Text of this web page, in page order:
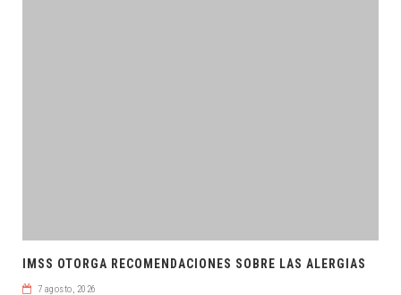
IMSS OTORGA RECOMENDACIONES SOBRE LAS ALERGIAS
7 agosto, 2026